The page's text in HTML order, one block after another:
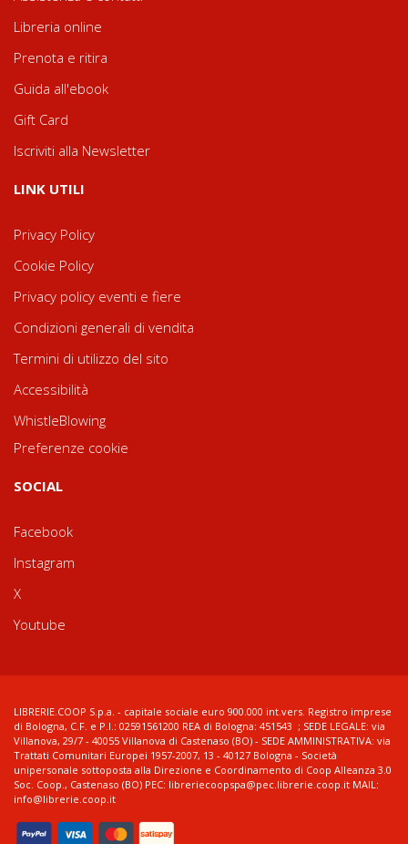
Libreria online
Prenota e ritira
Guida all'ebook
Gift Card
Iscriviti alla Newsletter
LINK UTILI
Privacy Policy
Cookie Policy
Privacy policy eventi e fiere
Condizioni generali di vendita
Termini di utilizzo del sito
Accessibilità
WhistleBlowing
Preferenze cookie
SOCIAL
Facebook
Instagram
X
Youtube
LIBRERIE.COOP S.p.a. - capitale sociale euro 900.000 int.vers. Registro imprese
di Bologna, C.F. e P.I.: 02591561200 REA di Bologna: 451543 ; SEDE LEGALE: via
Villanova, 29/7 - 40055 Villanova di Castenaso (BO) - SEDE AMMINISTRATIVA: via
Trattati Comunitari Europei 1957-2007, 13 - 40127 Bologna - Società
unipersonale sottoposta alla Direzione e Coordinamento di Coop Alleanza 3.0
Soc. Coop., Castenaso (BO) PEC: libreriecoopspa@pec.librerie.coop.it MAIL:
info@librerie.coop.it